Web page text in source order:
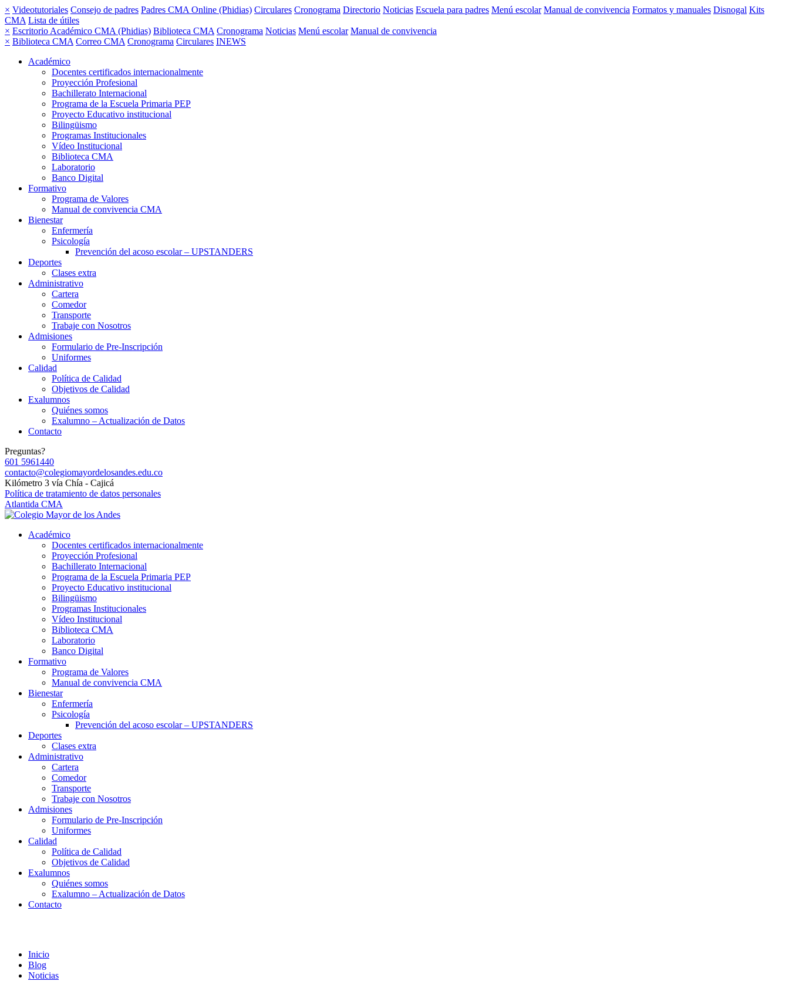
× Videotutoriales Consejo de padres Padres CMA Online (Phidias) Circulares Cronograma Directorio Noticias Escuela para padres Menú escolar Manual de convivencia Formatos y manuales Disnogal Kits
CMA Lista de útiles
× Escritorio Académico CMA (Phidias) Biblioteca CMA Cronograma Noticias Menú escolar Manual de convivencia
× Biblioteca CMA Correo CMA Cronograma Circulares INEWS
Académico
Docentes certificados internacionalmente
Proyección Profesional
Bachillerato Internacional
Programa de la Escuela Primaria PEP
Proyecto Educativo institucional
Bilingüismo
Programas Institucionales
Vídeo Institucional
Biblioteca CMA
Laboratorio
Banco Digital
Formativo
Programa de Valores
Manual de convivencia CMA
Bienestar
Enfermería
Psicología
Prevención del acoso escolar – UPSTANDERS
Deportes
Clases extra
Administrativo
Cartera
Comedor
Transporte
Trabaje con Nosotros
Admisiones
Formulario de Pre-Inscripción
Uniformes
Calidad
Política de Calidad
Objetivos de Calidad
Exalumnos
Quiénes somos
Exalumno – Actualización de Datos
Contacto
Preguntas?
601 5961440
contacto@colegiomayordelosandes.edu.co
Kilómetro 3 vía Chía - Cajicá
Política de tratamiento de datos personales
Atlantida CMA
Académico
Docentes certificados internacionalmente
Proyección Profesional
Bachillerato Internacional
Programa de la Escuela Primaria PEP
Proyecto Educativo institucional
Bilingüismo
Programas Institucionales
Vídeo Institucional
Biblioteca CMA
Laboratorio
Banco Digital
Formativo
Programa de Valores
Manual de convivencia CMA
Bienestar
Enfermería
Psicología
Prevención del acoso escolar – UPSTANDERS
Deportes
Clases extra
Administrativo
Cartera
Comedor
Transporte
Trabaje con Nosotros
Admisiones
Formulario de Pre-Inscripción
Uniformes
Calidad
Política de Calidad
Objetivos de Calidad
Exalumnos
Quiénes somos
Exalumno – Actualización de Datos
Contacto
Inicio
Blog
Noticias